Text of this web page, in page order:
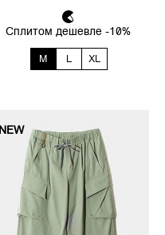
Сплитом дешевле -10%
M L XL
NEW